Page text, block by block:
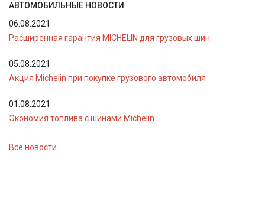
АВТОМОБИЛЬНЫЕ НОВОСТИ
06.08.2021
Расширенная гарантия MICHELIN для грузовых шин
05.08.2021
Акция Michelin при покупке грузового автомобиля
01.08.2021
Экономия топлива с шинами Michelin
Все новости